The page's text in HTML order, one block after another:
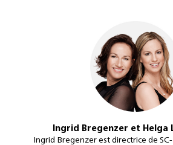
Ingrid Bregenzer et Helga
Ingrid Bregenzer est directrice de